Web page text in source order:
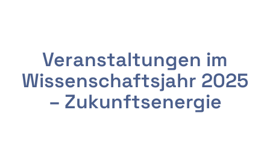
Veranstaltungen im
Wissenschaftsjahr 2025
– Zukunftsenergie